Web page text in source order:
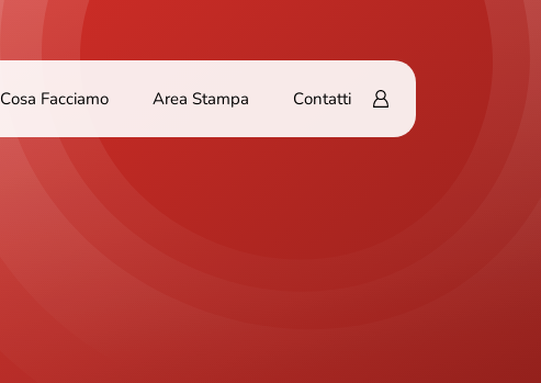
Cosa Facciamo Area Stampa Contatti